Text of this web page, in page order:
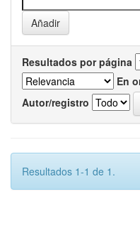
Resultados por página
En
Autor/registro
Resultados 1-1 de 1.